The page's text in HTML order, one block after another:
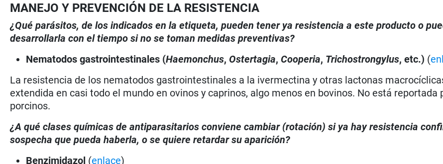
MANEJO Y PREVENCIÓN DE LA RESISTENCIA
¿Qué parásitos, de los indicados en la etiqueta, pueden tener ya resistencia a este producto o
desarrollarla con el tiempo si no se toman medidas preventivas?
Nematodos gastrointestinales (Haemonchus, Ostertagia, Cooperia, Trichostrongylus, etc.) (
La resistencia de los nematodos gastrointestinales a la ivermectina y otras lactonas
extendida en casi todo el mundo en ovinos y caprinos, algo menos en bovinos. No está reportada
porcinos.
¿A qué clases químicas de antiparasitarios conviene cambiar (rotación) si ya hay resistencia
sospecha que pueda haberla, o se quiere retardar su aparición?
Benzimidazol (enlace)